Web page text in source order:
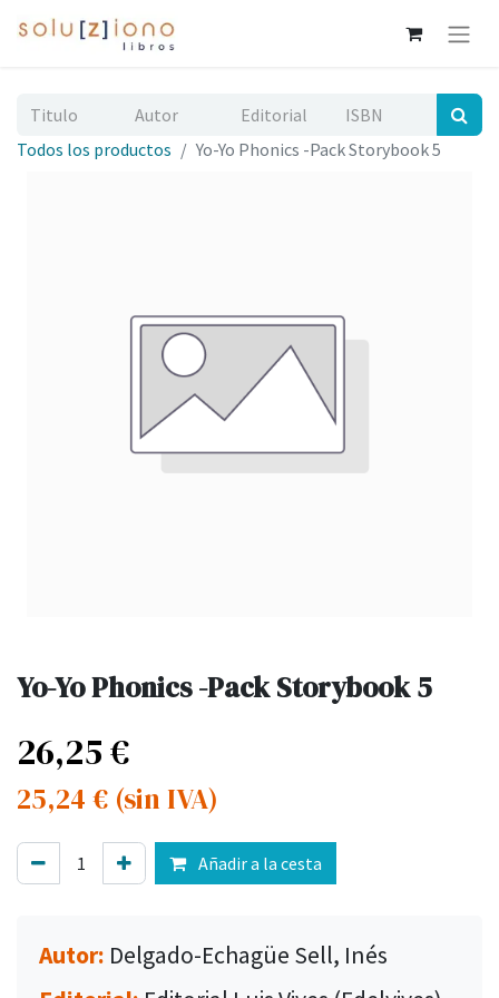
Todos los productos Yo-Yo Phonics -Pack Storybook 5
Yo-Yo Phonics -Pack Storybook 5
26,25€
25,24 € (sin IVA)
Añadir a la cesta
Autor: Delgado-Echagüe Sell, Inés